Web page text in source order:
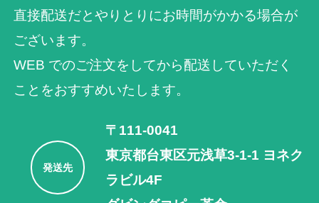
直接配送だとやりとりにお時間がかかる場合が
ございます。
WEB でのご注⽂をしてから配送していただく
ことをおすすめいたします。
発送先
〒111-0041
東京都台東区元浅草3-1-1 ヨネク
ラビル4F